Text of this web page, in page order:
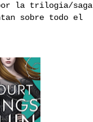
por la trilogia/saga
sobre todo el